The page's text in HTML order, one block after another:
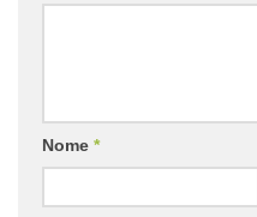
Nome *